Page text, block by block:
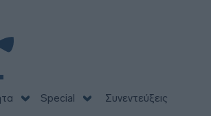
Special
Συνεντεύξεις